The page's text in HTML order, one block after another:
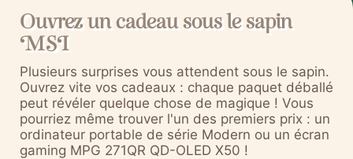
Ouvrez un cadeau sous le sapin
MSI
Plusieurs surprises vous attendent sous le sapin.
Ouvrez vite vos cadeaux : chaque paquet déballé
peut révéler quelque chose de magique ! Vous
pourriez même trouver l'un des premiers prix : un
ordinateur portable de série Modern ou un écran
gaming MPG 271QR QD-OLED X50 !